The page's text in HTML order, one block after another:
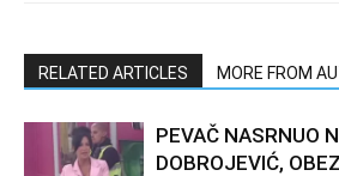
RELATED ARTICLES MORE FROM
PEVAČ NASRNUO
DOBROJEVIĆ,